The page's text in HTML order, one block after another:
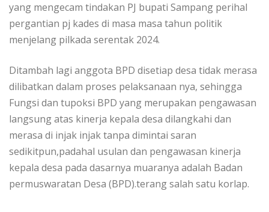
yang mengecam tindakan PJ bupati Sampang perihal
pergantian pj kades di masa masa tahun politik
menjelang pilkada serentak 2024.
Ditambah lagi anggota BPD disetiap desa tidak merasa
dilibatkan dalam proses pelaksanaan nya, sehingga
Fungsi dan tupoksi BPD yang merupakan pengawasan
langsung atas kinerja kepala desa dilangkahi dan
merasa di injak injak tanpa dimintai saran
sedikitpun,padahal usulan dan pengawasan kinerja
kepala desa pada dasarnya muaranya adalah Badan
permuswaratan Desa (BPD).terang salah satu korlap.